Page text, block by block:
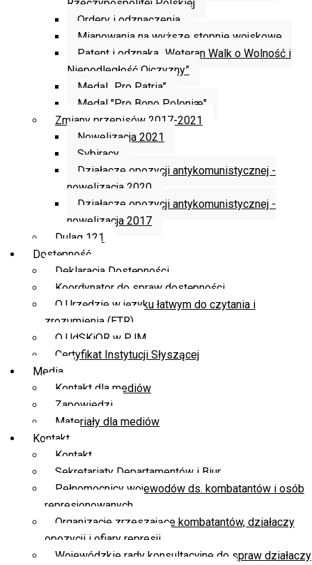
Rzeczypospolitej Polskiej
Ordery i odznaczenia
Mianowania na wyższe stopnie wojskowe
Patent i odznaka „Weteran Walk o Wolność i
Niepodległość Ojczyzny”
Medal „Pro Patria”
Medal "Pro Bono Poloniæ"
Zmiany przepisów 2017-2021
Nowelizacja 2021
Sybiracy
Działacze opozycji antykomunistycznej -
nowelizacja 2020
Działacze opozycji antykomunistycznej -
nowelizacja 2017
Dulag 121
Dostępność
Deklaracja Dostępności
Koordynator do spraw dostępności
O Urzędzie w języku łatwym do czytania i
zrozumienia (ETR)
O UdSKiOR w PJM
Certyfikat Instytucji Słyszącej
Media
Kontakt dla mediów
Zapowiedzi
Materiały dla mediów
Kontakt
Kontakt
Sekretariaty Departamentów i Biur
Pełnomocnicy wojewodów ds. kombatantów i osób
represjonowanych
Organizacje zrzeszające kombatantów, działaczy
opozycji i ofiary represji
Wojewódzkie rady konsultacyjne do spraw działaczy